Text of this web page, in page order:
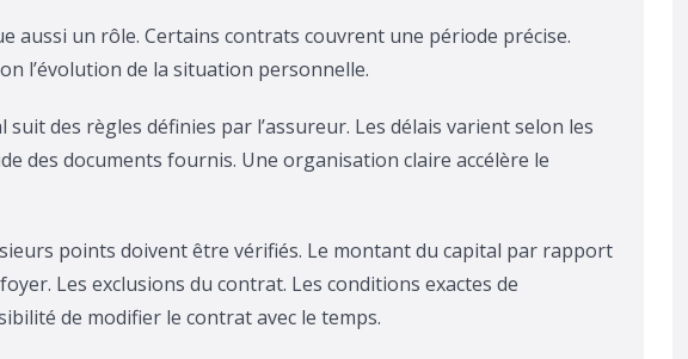
aussi un rôle. Certains contrats couvrent une période précise.
l’évolution de la situation personnelle.
suit des règles définies par l’assureur. Les délais varient selon les
des documents fournis. Une organisation claire accélère le
points doivent être vérifiés. Le montant du capital par rapport
Les exclusions du contrat. Les conditions exactes de
de modifier le contrat avec le temps.